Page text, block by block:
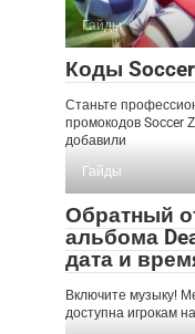
Гайды
Коды
Станьте
промокодов Soccer
добавили
Гайды
Обратный
альбома
дата и
Включите музыку!
доступна игрокам